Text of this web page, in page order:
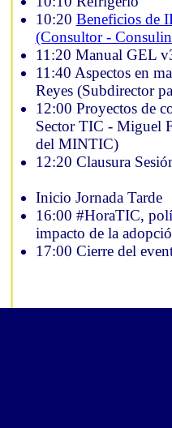
10:20 Beneficios de
(Consultor -
11:20 Manual GEL
11:40 Aspectos en
Reyes (Subdirector
12:00 Proyectos de
Sector TIC - Miguel
del MINTIC)
12:20 Clausura
Inicio Jornada Tarde
16:00 #HoraTIC,
impacto de la
17:00 Cierre del